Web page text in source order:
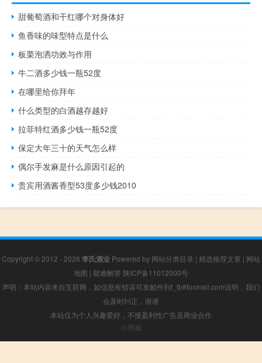
甜葡萄酒和干红哪个对身体好
鱼香味的味型特点是什么
板栗泡洒功效与作用
牛二酒多少钱一瓶52度
在哪里给你拜年
什么类型的白酒越存越好
拉菲特红酒多少钱一瓶52度
保定大年三十的天气怎么样
偶尔手发麻是什么原因引起的
贵宾用酒酱香型53度多少钱2010
Copyright © 2012 - 2026 李氏酒业 Powered by 网站分类目录 | 精选推荐文章 | 网站
地图 | 疑难解答 陕ICP备11012000号
声明：本站内容来自互联网，如信息有错误可发邮件到f_fb#foxmail.com说明，我们
会及时纠正，谢谢
本站仅为个人兴趣爱好，不接盈利性广告及商业合作
小男孩